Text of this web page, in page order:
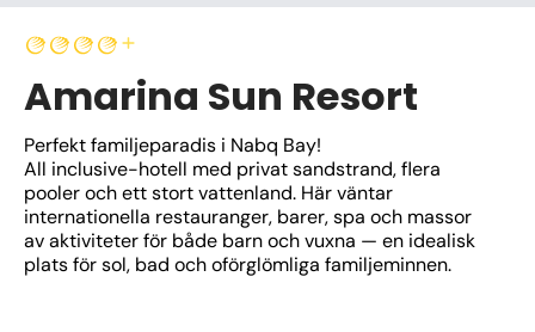
Amarina Sun Resort
Perfekt familjeparadis i Nabq Bay!
All inclusive-hotell med privat sandstrand, flera
pooler och ett stort vattenland. Här väntar
internationella restauranger, barer, spa och massor
av aktiviteter för både barn och vuxna — en idealisk
plats för sol, bad och oförglömliga familjeminnen.